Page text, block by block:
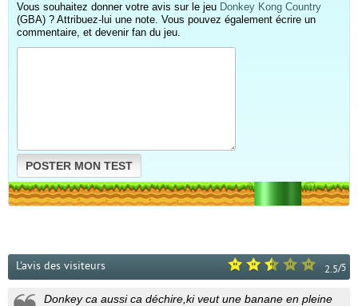
Vous souhaitez donner votre avis sur le jeu Donkey Kong Country
(GBA) ? Attribuez-lui une note. Vous pouvez également écrire un
commentaire, et devenir fan du jeu.
POSTER MON TEST
2.5/5
L'avis des visiteurs
Donkey ca aussi ca déchire,ki veut une banane en pleine